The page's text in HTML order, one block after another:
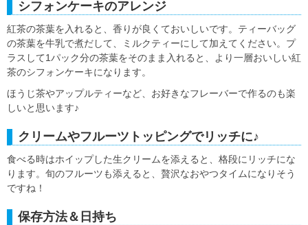
シフォンケーキのアレンジ
紅茶の茶葉を入れると、香りが良くておいしいです。ティーバッグ
の茶葉を牛乳で煮だして、ミルクティーにして加えてください。プ
ラスして1パック分の茶葉をそのまま入れると、より一層おいしい紅
茶のシフォンケーキになります。
ほうじ茶やアップルティーなど、お好きなフレーバーで作るのも楽
しいと思います♪
クリームやフルーツトッピングでリッチに♪
食べる時はホイップした生クリームを添えると、格段にリッチにな
ります。旬のフルーツも添えると、贅沢なおやつタイムになりそう
ですね！
保存方法＆日持ち